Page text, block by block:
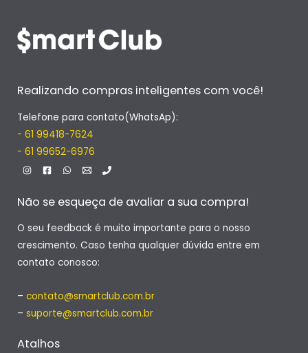
Realizando compras inteligentes com você!
Telefone para contato(WhatsAp):
- 61 99418-7624
- 61 99652-6976
Não se esqueça de avaliar a sua compra!
O seu feedback é muito importante para o nosso
crescimento. Caso tenha qualquer dúvida entre em
contato conosco:
– contato@smartclub.com.br
– suporte@smartclub.com.br
Atalhos